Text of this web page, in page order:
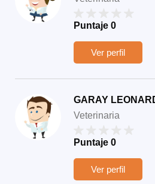
Puntaje 0
Ver perfil
GARAY
Veterinaria
Puntaje 0
Ver perfil